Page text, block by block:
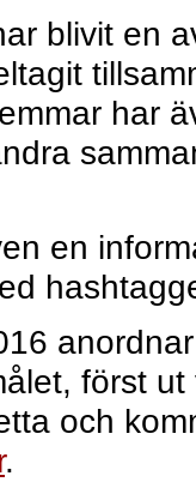
blivit en
har
en
först
och
.